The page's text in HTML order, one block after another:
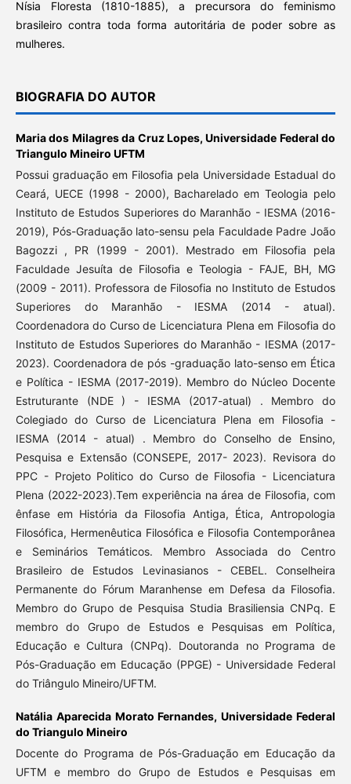
Nísia Floresta (1810-1885), a precursora do feminismo
brasileiro contra toda forma autoritária de poder sobre as
mulheres.
BIOGRAFIA DO AUTOR
Maria dos Milagres da Cruz Lopes,Universidade Federal do
Triangulo Mineiro UFTM
Possui graduação em Filosofia pela Universidade Estadual do
Ceará, UECE (1998 - 2000), Bacharelado em Teologia pelo
Instituto de Estudos Superiores do Maranhão - IESMA (2016-
2019), Pós-Graduação lato-sensu pela Faculdade Padre João
Bagozzi , PR (1999 - 2001). Mestrado em Filosofia pela
Faculdade Jesuíta de Filosofia e Teologia - FAJE, BH, MG
(2009 - 2011). Professora de Filosofia no Instituto de Estudos
Superiores do Maranhão - IESMA (2014 - atual).
Coordenadora do Curso de Licenciatura Plena em Filosofia do
Instituto de Estudos Superiores do Maranhão - IESMA (2017-
2023). Coordenadora de pós -graduação lato-senso em Ética
e Política - IESMA (2017-2019). Membro do Núcleo Docente
Estruturante (NDE ) - IESMA (2017-atual) . Membro do
Colegiado do Curso de Licenciatura Plena em Filosofia -
IESMA (2014 - atual) . Membro do Conselho de Ensino,
Pesquisa e Extensão (CONSEPE, 2017- 2023). Revisora do
PPC - Projeto Politico do Curso de Filosofia - Licenciatura
Plena (2022-2023).Tem experiência na área de Filosofia, com
ênfase em História da Filosofia Antiga, Ética, Antropologia
Filosófica, Hermenêutica Filosófica e Filosofia Contemporânea
e Seminários Temáticos. Membro Associada do Centro
Brasileiro de Estudos Levinasianos - CEBEL. Conselheira
Permanente do Fórum Maranhense em Defesa da Filosofia.
Membro do Grupo de Pesquisa Studia Brasiliensia CNPq. E
membro do Grupo de Estudos e Pesquisas em Política,
Educação e Cultura (CNPq). Doutoranda no Programa de
Pós-Graduação em Educação (PPGE) - Universidade Federal
do Triângulo Mineiro/UFTM.
Natália Aparecida Morato Fernandes,Universidade Federal
do Triangulo Mineiro
Docente do Programa de Pós-Graduação em Educação da
UFTM e membro do Grupo de Estudos e Pesquisas em